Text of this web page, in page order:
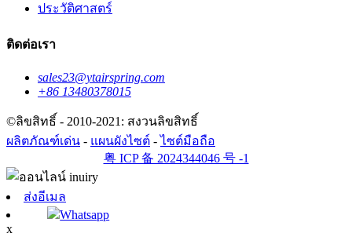
ประวัติศาสตร์
ติดต่อเรา
sales23@ytairspring.com
+86 13480378015
©ลิขสิทธิ์ - 2010-2021: สงวนลิขสิทธิ์
ผลิตภัณฑ์เด่น - แผนผังไซต์ -ไซต์มือถือ
粤 ICP 备 2024344046 号 -1
ส่งอีเมล
Whatsapp
x